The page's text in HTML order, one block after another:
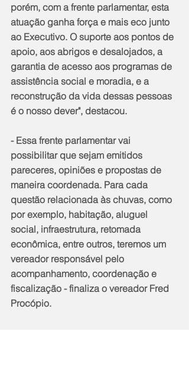
porém, com a frente parlamentar, esta
atuação ganha força e mais eco junto
ao Executivo. O suporte aos pontos de
apoio, aos abrigos e desalojados, a
garantia de acesso aos programas de
assistência social e moradia, e a
reconstrução da vida dessas pessoas
é o nosso dever", destacou.
- Essa frente parlamentar vai
possibilitar que sejam emitidos
pareceres, opiniões e propostas de
maneira coordenada. Para cada
questão relacionada às chuvas, como
por exemplo, habitação, aluguel
social, infraestrutura, retomada
econômica, entre outros, teremos um
vereador responsável pelo
acompanhamento, coordenação e
fiscalização - finaliza o vereador Fred
Procópio.